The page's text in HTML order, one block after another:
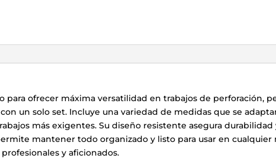
para ofrecer máxima versatilidad en trabajos de perforación,
un solo set. Incluye una variedad de medidas que se
más exigentes. Su diseño resistente asegura
mantener todo organizado y listo para usar en
y aficionados.